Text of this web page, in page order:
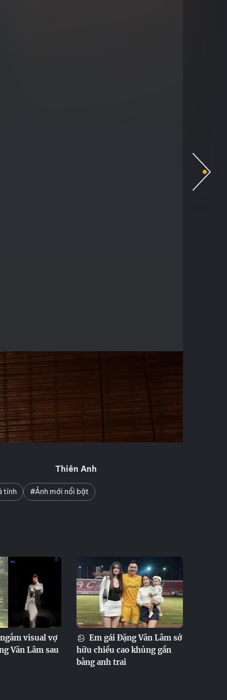
Thiên Anh
tính #Ảnh mới nổi bật
visual vợ
Văn Lâm sau
Em gái Đặng Văn Lâm sở
hữu chiều cao khủng gần
bằng anh trai